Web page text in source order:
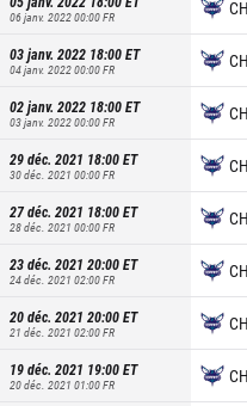
06 janv. 2022 00:00FR
03 janv. 2022 18:00ET
04 janv. 2022 00:00FR
02 janv. 2022 18:00ET
03 janv. 2022 00:00FR
29 déc. 2021 18:00ET
30 déc. 2021 00:00FR
27 déc. 2021 18:00ET
28 déc. 2021 00:00FR
23 déc. 2021 20:00ET
24 déc. 2021 02:00FR
20 déc. 2021 20:00ET
21 déc. 2021 02:00FR
19 déc. 2021 19:00ET
20 déc. 2021 01:00FR